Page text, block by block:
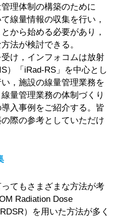
理体制の構築のために
線量情報の収集を行い，
から始める必要があり，
法が検討できる。
け，インフォコムは放射
）「iRad-RS」を中心とし
，施設の線量管理業務を
量管理業務の体制づくり
入事例をご紹介する。皆
際の参考としていただけ
てもさまざまな方法が考
Radiation Dose
）を用いた方法が多く